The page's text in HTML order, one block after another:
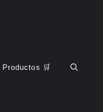
Productos 🛒